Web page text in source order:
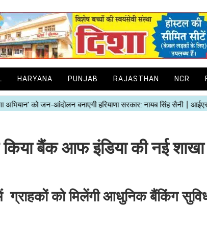
HARYANA PUNJAB RAJASTHAN NCR
बैंक आफ इंडिया की नई
को मिलेंगी आधुनिक बैंकिंग